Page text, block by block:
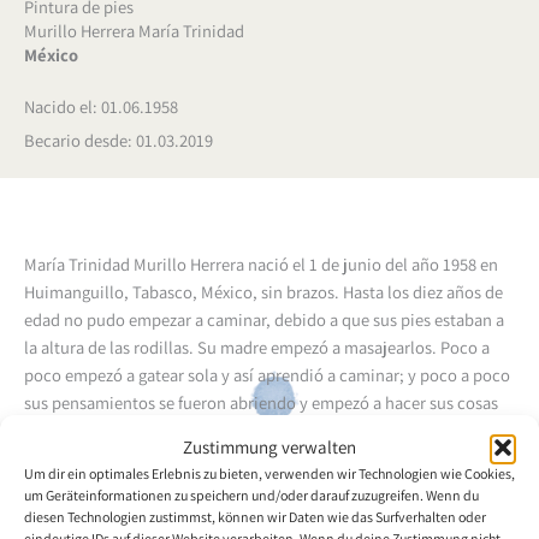
Zustimmung verwalten
Um dir ein optimales Erlebnis zu bieten, verwenden wir Technologien wie Cookies,
um Geräteinformationen zu speichern und/oder darauf zuzugreifen. Wenn du
diesen Technologien zustimmst, können wir Daten wie das Surfverhalten oder
Pintura de pies
Murillo Herrera María Trinidad
México
Nacido el: 01.06.1958
Becario desde: 01.03.2019
María Trinidad Murillo Herrera nació el 1 de junio del año 1958 en
Huimanguillo, Tabasco, México, sin brazos. Hasta los diez años de
edad no pudo empezar a caminar, debido a que sus pies estaban a
la altura de las rodillas. Su madre empezó a masajearlos. Poco a
poco empezó a gatear sola y así aprendió a caminar; y poco a poco
sus pensamientos se fueron abriendo y empezó a hacer sus cosas
cotidianas con los pies. Luego sus padres la enviaron a la escuela,
donde el maestro enseñó a su padre como la niña podía sujetar el
lápiz con la boca. Quería estudiar serigrafía, pero no recibió apoyo
hasta que un primo la invitó a Guadalajara, Jalisco. Allí conoció a